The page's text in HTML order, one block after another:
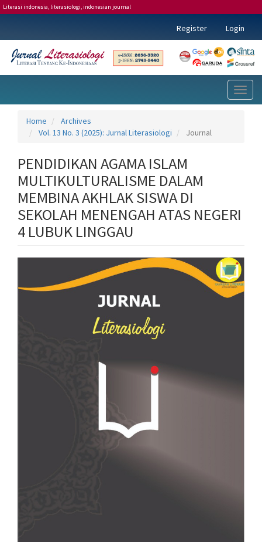
Literasi indonesia, literasiologi, indonesian journal
Main
Content
Sidebar
Register Login
Home
Archives
Vol. 13 No. 3 (2025): Jurnal Literasiologi
Journal
PENDIDIKAN AGAMA ISLAM
MULTIKULTURALISME DALAM
MEMBINA AKHLAK SISWA DI
SEKOLAH MENENGAH ATAS NEGERI
4 LUBUK LINGGAU
Sidebar